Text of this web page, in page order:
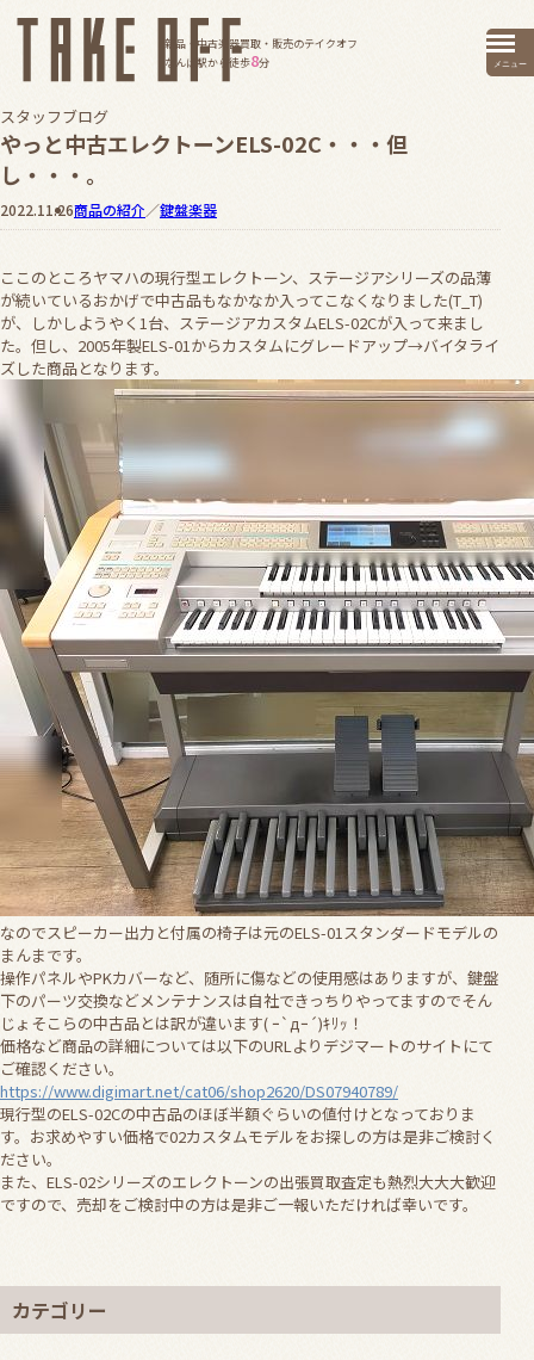
新品・中古楽器買取・販売のテイクオフ
なんば駅から徒歩8分 メニュー
スタッフブログ
やっと中古エレクトーンELS-02C・・・但
し・・・。
2022.11.26商品の紹介／鍵盤楽器
ここのところヤマハの現行型エレクトーン、ステージアシリーズの品薄
が続いているおかげで中古品もなかなか入ってこなくなりました(T_T)
が、しかしようやく1台、ステージアカスタムELS-02Cが入って来まし
た。但し、2005年製ELS-01からカスタムにグレードアップ→バイタライ
ズした商品となります。
なのでスピーカー出力と付属の椅子は元のELS-01スタンダードモデルの
まんまです。
操作パネルやPKカバーなど、随所に傷などの使用感はありますが、鍵盤
下のパーツ交換などメンテナンスは自社できっちりやってますのでそん
じょそこらの中古品とは訳が違います( ｰ`дｰ´)ｷﾘｯ！
価格など商品の詳細については以下のURLよりデジマートのサイトにて
ご確認ください。
https://www.digimart.net/cat06/shop2620/DS07940789/
現行型のELS-02Cの中古品のほぼ半額ぐらいの値付けとなっておりま
す。お求めやすい価格で02カスタムモデルをお探しの方は是非ご検討く
ださい。
また、ELS-02シリーズのエレクトーンの出張買取査定も熱烈大大大歓迎
ですので、売却をご検討中の方は是非ご一報いただければ幸いです。
カテゴリー